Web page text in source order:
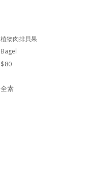
植物肉排貝果
Bagel
$80
全素